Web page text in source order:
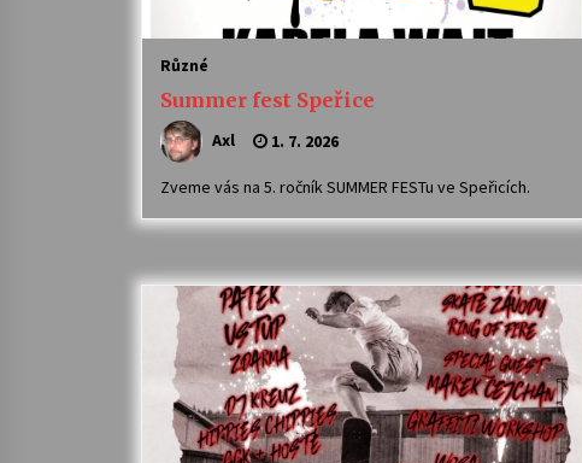
Různé
Summer fest Speřice
Axl 1. 7. 2026
Zveme vás na 5. ročník SUMMER FESTu ve Speřicích.